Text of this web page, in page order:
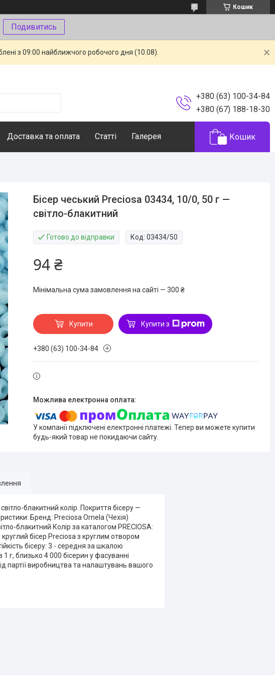
Кошик
Подивитись
з 09:00 найближчого робочого дня (10.08).
+380 (63) 100-34-84
+380 (67) 188-18-30
Доставка та оплата Статті Галерея Кошик
Бісер чеський Preciosa 03434, 10/0, 50 г —
світло-блакитний
Готово до відправки Код:03434/50
94 ₴
Мінімальна сума замовлення на сайті — 300 ₴
Купити Купити з
+380 (63) 100-34-84
У компанії підключені електронні платежі. Тепер ви можете купити
будь-який товар не покидаючи сайту.
блакитний колір. Покриття бісеру —
Бренд: Preciosa Ornela (Чехія)
блакитний Колір за каталогом PRECIOSA:
бісер Preciosa з круглим отвором
бісеру: 3 - середня за шкалою
1 г, близько 4 000 бісерин у фасуванні
партії виробництва та налаштувань вашого